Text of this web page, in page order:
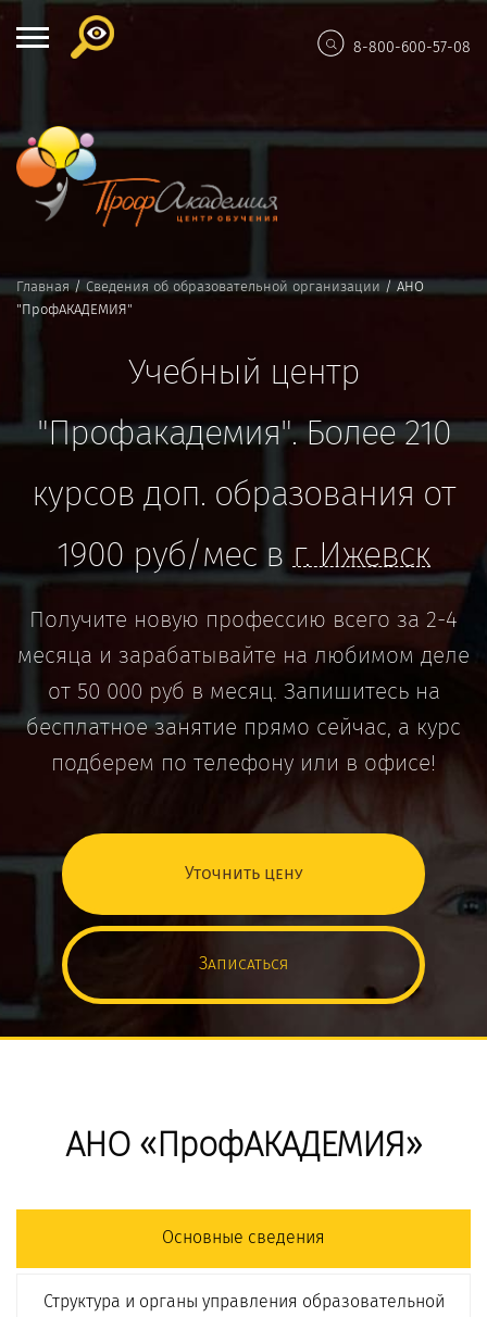
8-800-600-57-08
Главная/Сведения об образовательной организации/АНО
"ПрофАКАДЕМИЯ"
Учебный центр
"Профакадемия".Более 210
курсов доп. образования от
1900 руб/мес вг. Ижевск
Получите новую профессию всего за 2-4
месяца и зарабатывайте на любимом деле
от 50 000 руб в месяц. Запишитесь на
бесплатное занятие прямо сейчас, а курс
подберем по телефону или в офисе!
Уточнить цену
Записаться
АНО «ПрофАКАДЕМИЯ»
Основные сведения
Структура и органы управления образовательной